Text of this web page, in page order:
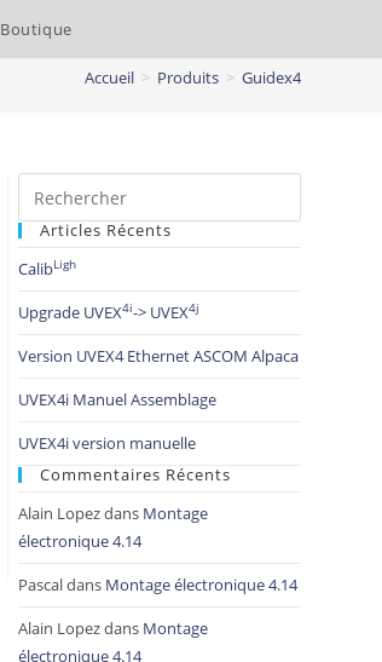
Boutique
Accueil > Produits > Guidex4
Articles Récents
CalibLigh
Upgrade UVEX4i-> UVEX4j
Version UVEX4 Ethernet ASCOM Alpaca
UVEX4i Manuel Assemblage
UVEX4i version manuelle
Commentaires Récents
Alain Lopezdans Montage
électronique 4.14
Pascaldans Montage électronique 4.14
Alain Lopezdans Montage
électronique 4.14